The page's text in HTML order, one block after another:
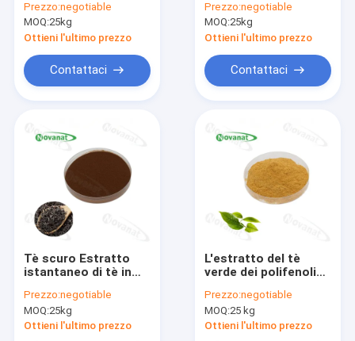
spolverizza 15%-35%
polifenoli/etichetta
pulita
Prezzo:negotiable
MOQ:25kg
Ottieni l'ultimo prezzo
Contattaci
spolverizza i
polifenoli/perdita di
peso/etichetta pulita
di 35%
Prezzo:negotiable
MOQ:25kg
Ottieni l'ultimo prezzo
Contattaci
Tè scuro Estratto
istantaneo di tè in
polifenoli / etichetta
pulita
Prezzo:negotiable
MOQ:25kg
Ottieni l'ultimo prezzo
L'estratto del tè
verde dei polifenoli
spolverizza 50%
EGCG decaffeinato
Prezzo:negotiable
MOQ:25 kg
Ottieni l'ultimo prezzo